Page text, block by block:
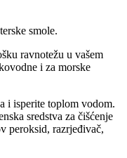
smole.
ravnotežu u vašem
i za morske
i isperite toplom vodom.
sredstva za čišćenje
peroksid, razrjeđivač,